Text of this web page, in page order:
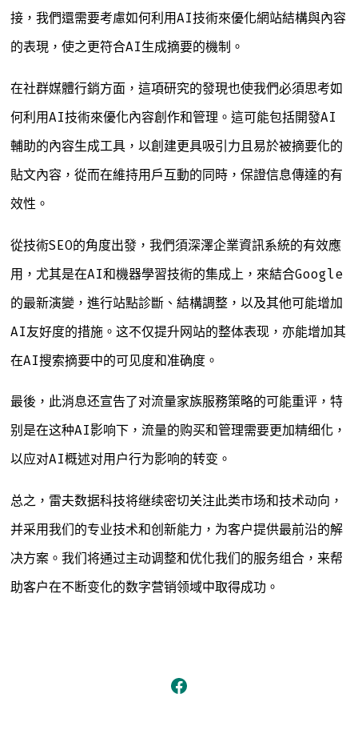
接，我們還需要考慮如何利用AI技術來優化網站結構與內容
的表現，使之更符合AI生成摘要的機制。
在社群媒體行銷方面，這項研究的發現也使我們必須思考如
何利用AI技術來優化內容創作和管理。這可能包括開發AI
輔助的內容生成工具，以創建更具吸引力且易於被摘要化的
貼文內容，從而在維持用戶互動的同時，保證信息傳達的有
效性。
從技術SEO的角度出發，我們須深澤企業資訊系統的有效應
用，尤其是在AI和機器學習技術的集成上，來結合Google
的最新演變，進行站點診斷、結構調整，以及其他可能增加
AI友好度的措施。这不仅提升网站的整体表现，亦能增加其
在AI搜索摘要中的可见度和准确度。
最後，此消息还宣告了对流量家族服務策略的可能重评，特
别是在这种AI影响下，流量的购买和管理需要更加精细化，
以应对AI概述对用户行为影响的转变。
总之，雷夫数据科技将继续密切关注此类市场和技术动向，
并采用我们的专业技术和创新能力，为客户提供最前沿的解
决方案。我们将通过主动调整和优化我们的服务组合，来帮
助客户在不断变化的数字营销领域中取得成功。